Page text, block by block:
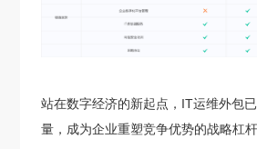
站在数字经济的新起点，IT运维外包
量，成为企业重塑竞争优势的战略杠杆